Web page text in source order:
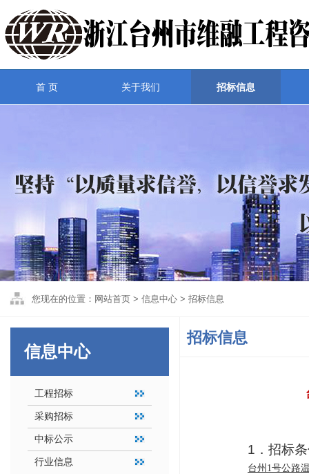
首 页 关于我们 招标信息
您现在的位置：网站首页 > 信息中心 > 招标信息
信息中心
工程招标
采购招标
中标公示
行业信息
招标信息
1．招标
台州 1号公路